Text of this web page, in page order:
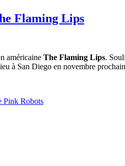
Flaming Lips
américaine The Flaming Lips.
à San Diego en novembre
Pink Robots